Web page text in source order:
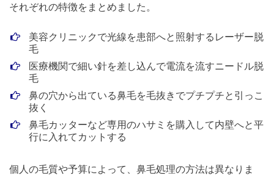
それぞれの特徴をまとめました。
美容クリニックで光線を患部へと照射するレーザー脱
毛
医療機関で細い針を差し込んで電流を流すニードル脱
毛
鼻の穴から出ている鼻毛を毛抜きでプチプチと引っこ
抜く
鼻毛カッターなど専用のハサミを購入して内壁へと平
行に入れてカットする
個人の毛質や予算によって、鼻毛処理の方法は異なりま